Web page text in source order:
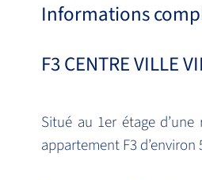
Informations
F3 CENTRE VILLE
Situé au 1er étage
appartement F3